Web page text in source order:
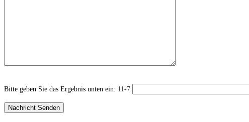
Bitte geben Sie das Ergebnis unten ein: 11-7